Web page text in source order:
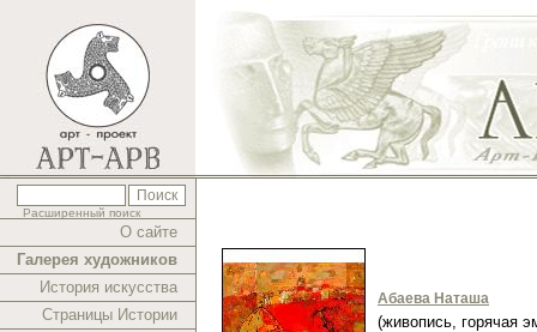
Расширенный поиск
О сайте
Галерея художников
История искусства
Страницы Истории
Абаева Наташа
(живопись, горячая